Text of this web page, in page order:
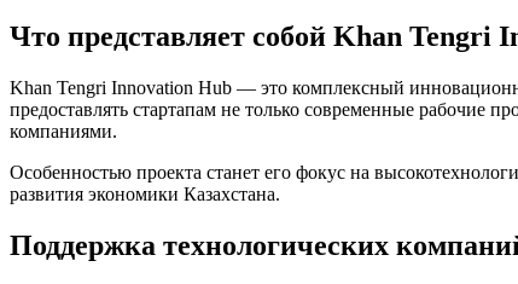
Что представляет собой Khan Tengri
Khan Tengri Innovation Hub — это комплексный
предоставлять стартапам не только современные
компаниями.
Особенностью проекта станет его фокус на
развития экономики Казахстана.
Поддержка технологических